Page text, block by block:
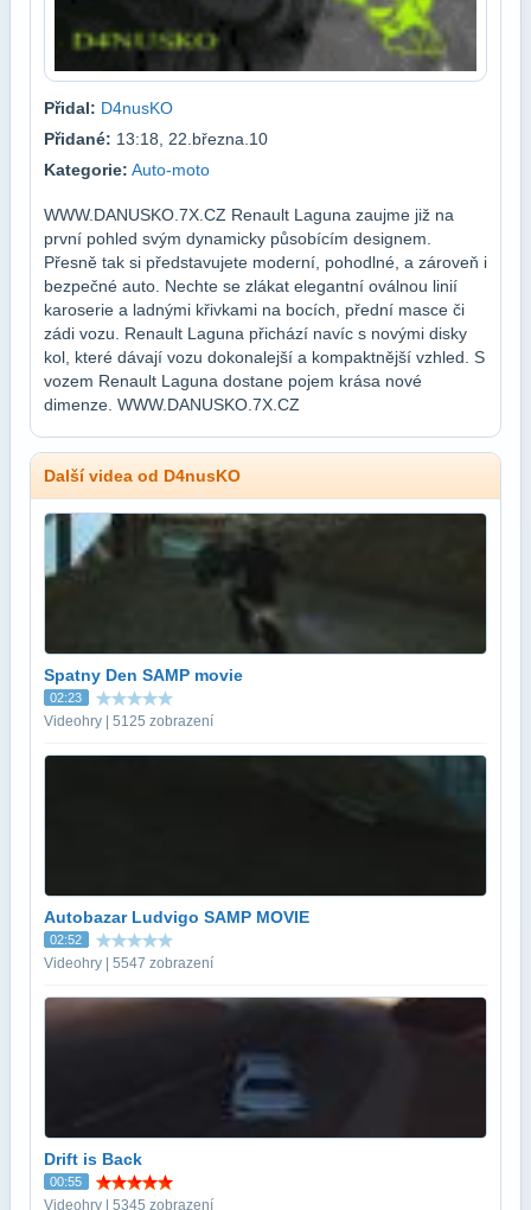
Přidal: D4nusKO
Přidané: 13:18, 22.března.10
Kategorie: Auto-moto
WWW.DANUSKO.7X.CZ Renault Laguna zaujme již na
první pohled svým dynamicky působícím designem.
Přesně tak si představujete moderní, pohodlné, a zároveň i
bezpečné auto. Nechte se zlákat elegantní oválnou linií
karoserie a ladnými křivkami na bocích, přední masce či
zádi vozu. Renault Laguna přichází navíc s novými disky
kol, které dávají vozu dokonalejší a kompaktnější vzhled. S
vozem Renault Laguna dostane pojem krása nové
dimenze. WWW.DANUSKO.7X.CZ
Další videa od D4nusKO
Spatny Den SAMP movie
02:23
Videohry | 5125 zobrazení
Autobazar Ludvigo SAMP MOVIE
02:52
Videohry | 5547 zobrazení
Drift is Back
00:55
Videohry | 5345 zobrazení